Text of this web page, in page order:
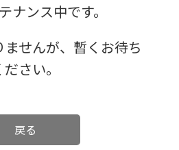
ナンス中です。
せんが、暫くお待ち
ださい。
戻る